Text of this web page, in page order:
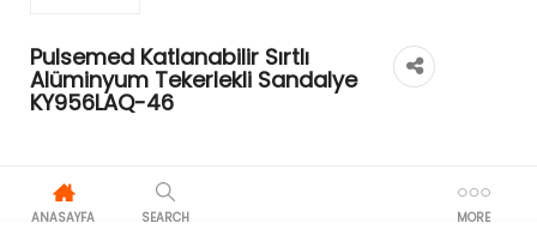
Pulsemed Katlanabilir Sırtlı
Alüminyum Tekerlekli Sandalye
KY956LAQ-46
ANASAYFA SEARCH MORE